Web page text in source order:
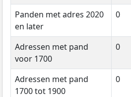
Panden met adres 2020
en later
0
Adressen met pand
voor 1700
0
Adressen met pand
1700 tot 1900
0